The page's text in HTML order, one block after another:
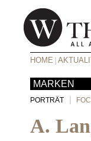
HOME
MARKEN
PORTRÄT
A.